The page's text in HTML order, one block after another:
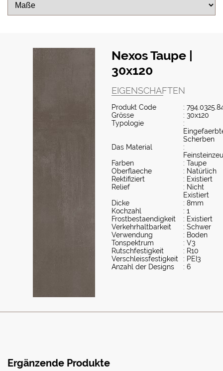
Nexos Taupe |
30x120
EIGENSCHAFTEN
Produkt Code
:
Grösse
: 30x120
Typologie
:
Scherben
Das Material
:
Farben
: Taupe
Oberflaeche
: Natürlich
Rektifiziert
: Existiert
Relief
: Nicht
Existiert
Dicke
: 8mm
Kochzahl
: 1
Frostbestaendigkeit
: Existiert
Verkehrhaltbarkeit
: Schwer
Verwendung
: Boden
Tonspektrum
: V3
Rutschfestigkeit
: R10
Verschleissfestigkeit
: PEI3
Anzahl der Designs
: 6
Ergänzende Produkte